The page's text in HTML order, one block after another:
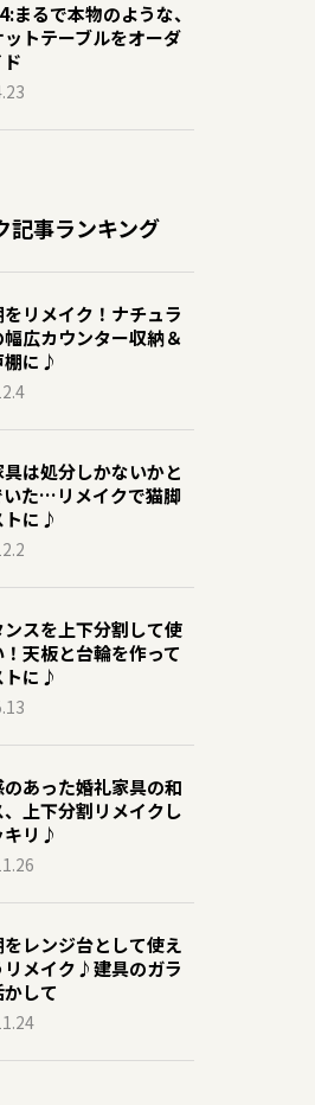
まるで本物のような、
ットテーブルをオーダ
記事ランキング
リメイク！ナチュラ
幅広カウンター収納＆
棚に♪
は処分しかないかと
いた…リメイクで猫脚
トに♪
スを上下分割して使
！天板と台輪を作って
トに♪
のあった婚礼家具の和
、上下分割リメイクし
キリ♪
レンジ台として使え
リメイク♪建具のガラ
して